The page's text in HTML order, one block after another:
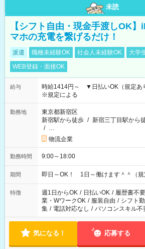
未読
【シフト自由・現金手渡しOK
マホの充電を繋げるだけ！
派遣 職種未経験OK 社会人未経験OK 大学
WEB登録・面接OK
給与
時給1414円～ ▼日払いOK（規定
※規定による
勤務地
東京都新宿区
新宿駅から徒歩 / 新宿三丁目駅から
/ …
物流企業
勤務時間 9:00～18:00
期間 即日～OK！ 1日～働けます＾＾（規
特徴 週1日からOK / 日払いOK / 履歴書不要
業・WワークOK / 服装自由 / シフト
集 / 電話対応なし / パソコンスキル不
気になる！ 応募する